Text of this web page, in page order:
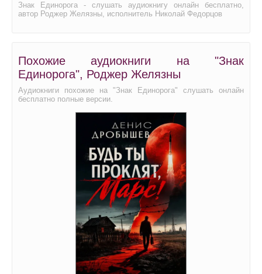
Знак Единорога - слушать аудиокнигу онлайн бесплатно,
автор Роджер Желязны, исполнитель Николай Федорцов
Похожие аудиокниги на "Знак
Единорога", Роджер Желязны
Аудиокниги похожие на "Знак Единорога" слушать онлайн
бесплатно полные версии.